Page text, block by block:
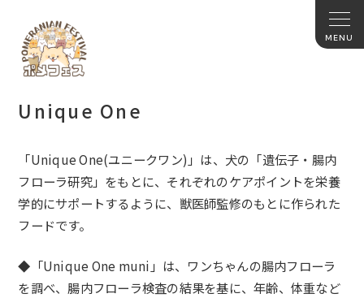
Unique One
「Unique One(ユニークワン) 」は、犬の「遺伝子・腸内
フローラ研究」をもとに、それぞれのケアポイントを栄養
学的にサポートするように、獣医師監修のもとに作られた
フードです。
◆「Unique One muni 」は、ワンちゃんの腸内フローラ
を調べ、腸内フローラ検査の結果を基に、年齢、体重など